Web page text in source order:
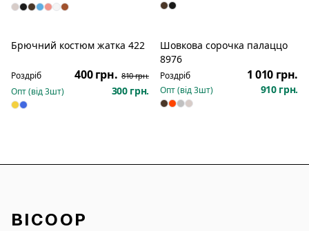
Брючний костюм жатка 422
Роздріб 400 грн. 810 грн.
Опт (від3шт) 300 грн.
Новинка
Шовкова сорочка палаццо
8976
Роздріб 1 010 грн.
Опт (від3шт) 910 грн.
BICOOP